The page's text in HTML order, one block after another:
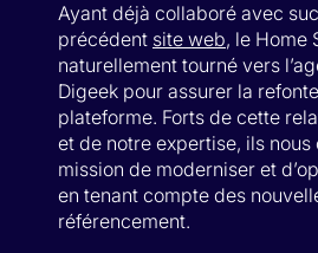
Ayant déjà collaboré avec
précédent site web, le Home
naturellement tourné vers
Digeek pour assurer la
plateforme. Forts de cette
et de notre expertise, ils nous
mission de moderniser et
en tenant compte des
référencement.